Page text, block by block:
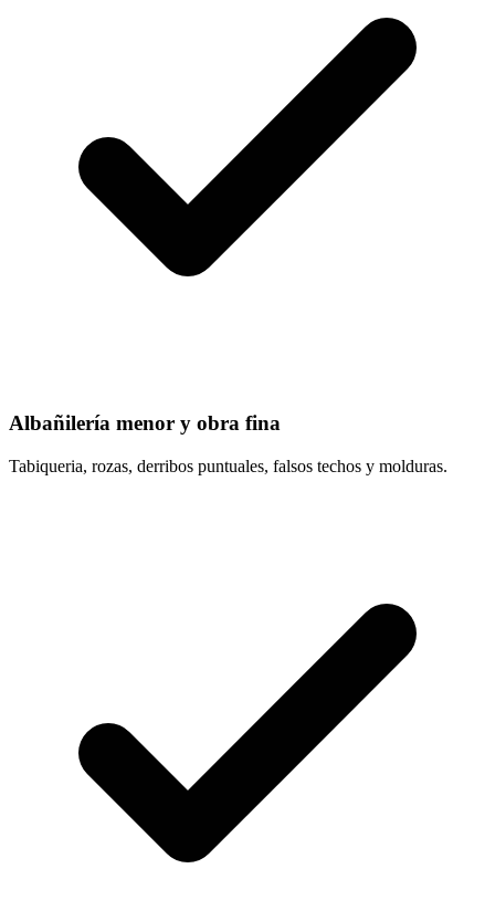
Albañilería menor y obra fina
Tabiqueria, rozas, derribos puntuales, falsos techos y molduras.